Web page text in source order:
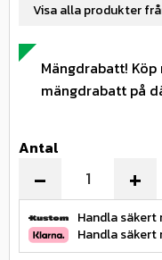
Mängdrabatt!
mängdrabatt på
Antal
+
-
Handla säkert
Handla säkert
Visa alla produkter